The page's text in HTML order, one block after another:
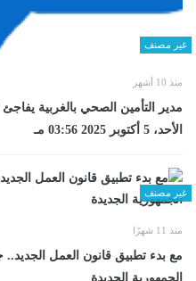
غير مصنف
منذ 10 أشهر
مدير التأمين الصحي بالغربية يفاجئ
الأحد، 5 أكتوبر 2025 03:56 مـ
غير مصنف
منذ 11 شهرًا
مع بدء تطبيق قانون العمل
الجمهورية الجديدة